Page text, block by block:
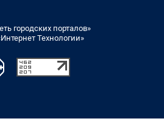
городских порталов»
Технологии»